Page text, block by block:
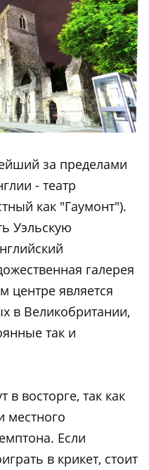
за пределами
- театр
как "Гаумонт").
Уэльскую
галерея
центре является
в Великобритании,
так и
восторге, так как
местного
Если
в крикет, стоит